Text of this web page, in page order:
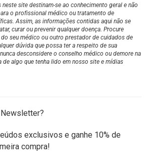
site destinam-se ao conhecimento geral e não
o profissional médico ou tratamento de
Assim, as informações contidas aqui não se
curar ou prevenir qualquer doença. Procure
seu médico ou outro prestador de cuidados de
dúvida que possa ter a respeito de sua
desconsidere o conselho médico ou demore na
de algo que tenha lido em nosso site e mídias
exclusivos e ganhe 10% de
compra!